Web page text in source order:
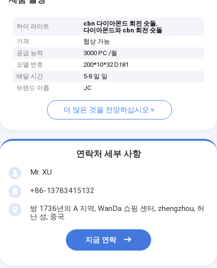
하이 라이트 cbn 다이아몬드 회전 숫돌,
다이아몬드와 cbn 회전 숫돌
가격
협상 가능
공급 능력
3000 PC /월
모델 번호
200*10*32 D181
배달 시간
5-8 일 일
브랜드 이름
JC
더 많은 것을 전망하십시오
연락처 세부 사항
Mr. XU
+86-13783415132
방 1736년의 A 지역, WanDa 쇼핑 센터, zhengzhou, 허
난 성, 중국.
지금 연락